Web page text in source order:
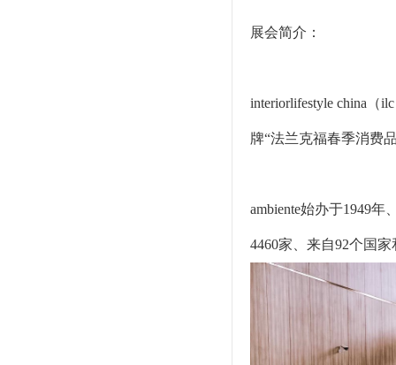
展会简介：
interiorlifestyle china（
牌“法兰克福春季消费
ambiente始办于1949
4460家、来自92个国